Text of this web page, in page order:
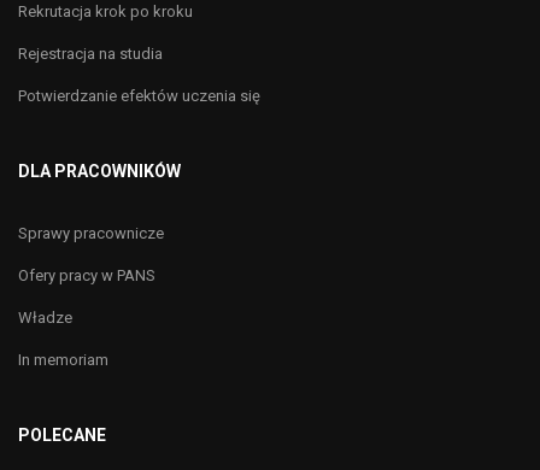
Rekrutacja krok po kroku
Rejestracja na studia
Potwierdzanie efektów uczenia się
DLA PRACOWNIKÓW
Sprawy pracownicze
Ofery pracy w PANS
Władze
In memoriam
POLECANE